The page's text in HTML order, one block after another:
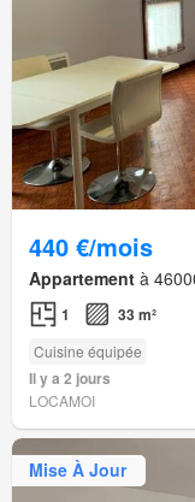
440 €/mois
Appartement à
1 33 m²
Cuisine équipée
Il y a 2 jours
LOCAMOI
Mise À Jour